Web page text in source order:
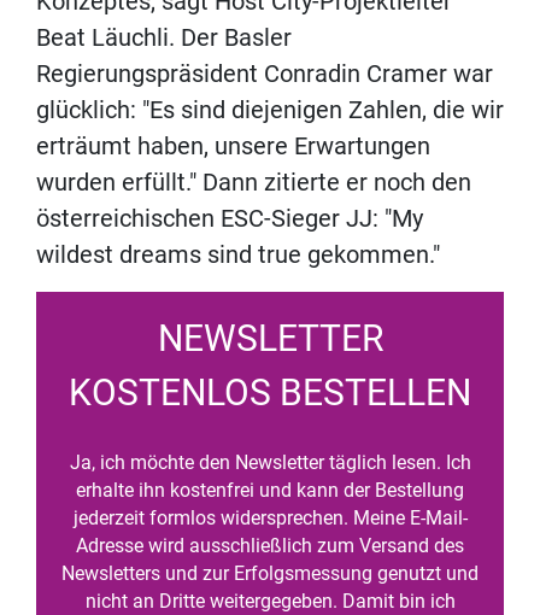
Beat Läuchli. Der Basler
Regierungspräsident Conradin Cramer war
glücklich: "Es sind diejenigen Zahlen, die wir
erträumt haben, unsere Erwartungen
wurden erfüllt." Dann zitierte er noch den
österreichischen ESC-Sieger JJ: "My
wildest dreams sind true gekommen."
NEWSLETTER
KOSTENLOS BESTELLEN
Ja, ich möchte den Newsletter täglich lesen. Ich
erhalte ihn kostenfrei und kann der Bestellung
jederzeit formlos widersprechen. Meine E-Mail-
Adresse wird ausschließlich zum Versand des
Newsletters und zur Erfolgsmessung genutzt und
nicht an Dritte weitergegeben. Damit bin ich